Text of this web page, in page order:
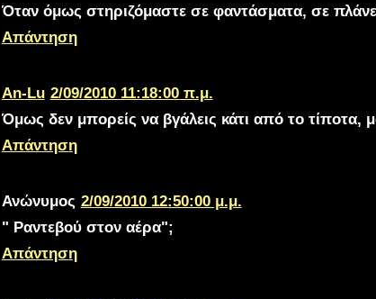
Όταν όμως στηριζόμαστε σε φαντάσματα, σε
Απάντηση
An-Lu 2/09/2010 11:18:00 π.μ.
Όμως δεν μπορείς να βγάλεις κάτι από το τίποτα,
Απάντηση
Ανώνυμος 2/09/2010 12:50:00 μ.μ.
" Ραντεβού στον αέρα";
Απάντηση